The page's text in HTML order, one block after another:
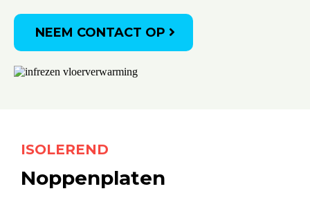
NEEM CONTACT OP
ISOLEREND
Noppenplaten